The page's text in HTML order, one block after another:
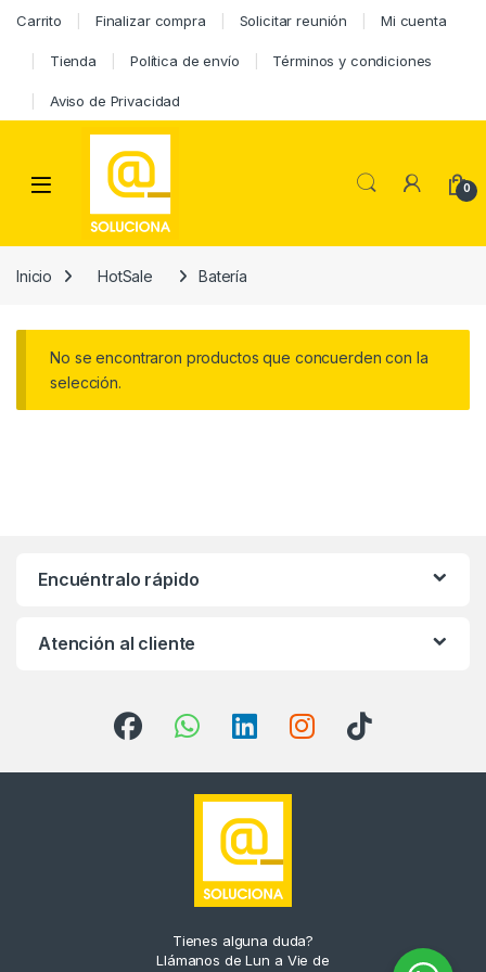
Carrito Finalizar compra Solicitar reunión Mi cuenta
Tienda Política de envío Términos y condiciones
Aviso de Privacidad
0
Inicio HotSale Batería
No se encontraron productos que concuerden con la
selección.
Encuéntralo rápido
Atención al cliente
Tienes alguna duda?
Llámanos de Lun a Vie de